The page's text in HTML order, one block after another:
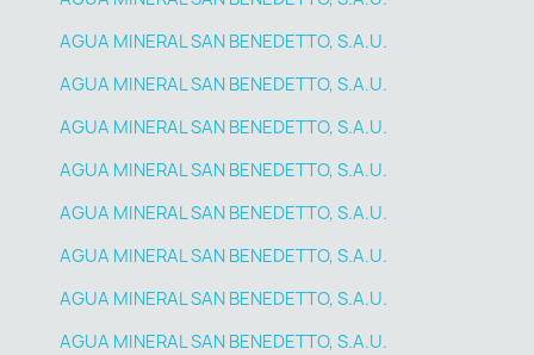
AGUA MINERAL SAN BENEDETTO, S.A.U.
AGUA MINERAL SAN BENEDETTO, S.A.U.
AGUA MINERAL SAN BENEDETTO, S.A.U.
AGUA MINERAL SAN BENEDETTO, S.A.U.
AGUA MINERAL SAN BENEDETTO, S.A.U.
AGUA MINERAL SAN BENEDETTO, S.A.U.
AGUA MINERAL SAN BENEDETTO, S.A.U.
AGUA MINERAL SAN BENEDETTO, S.A.U.